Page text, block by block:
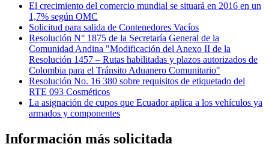
El crecimiento del comercio mundial se situará en 2016 en un
1,7% según OMC
Solicitud para salida de Contenedores Vacíos
Resolución N° 1875 de la Secretaría General de la
Comunidad Andina "Modificación del Anexo II de la
Resolución 1457 – Rutas habilitadas y plazos autorizados de
Colombia para el Tránsito Aduanero Comunitario"
Resolución No. 16 380 sobre requisitos de etiquetado del
RTE 093 Cosméticos
La asignación de cupos que Ecuador aplica a los vehículos ya
armados y componentes
Información más solicitada